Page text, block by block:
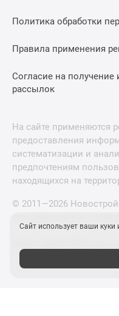
Политика обработки
Правила применения
Согласие на
рассылок
На сайте применяются
предоставления
систематизации и
предпочтениям
находящихся на
© 2011—2026
Сайт использует ваши